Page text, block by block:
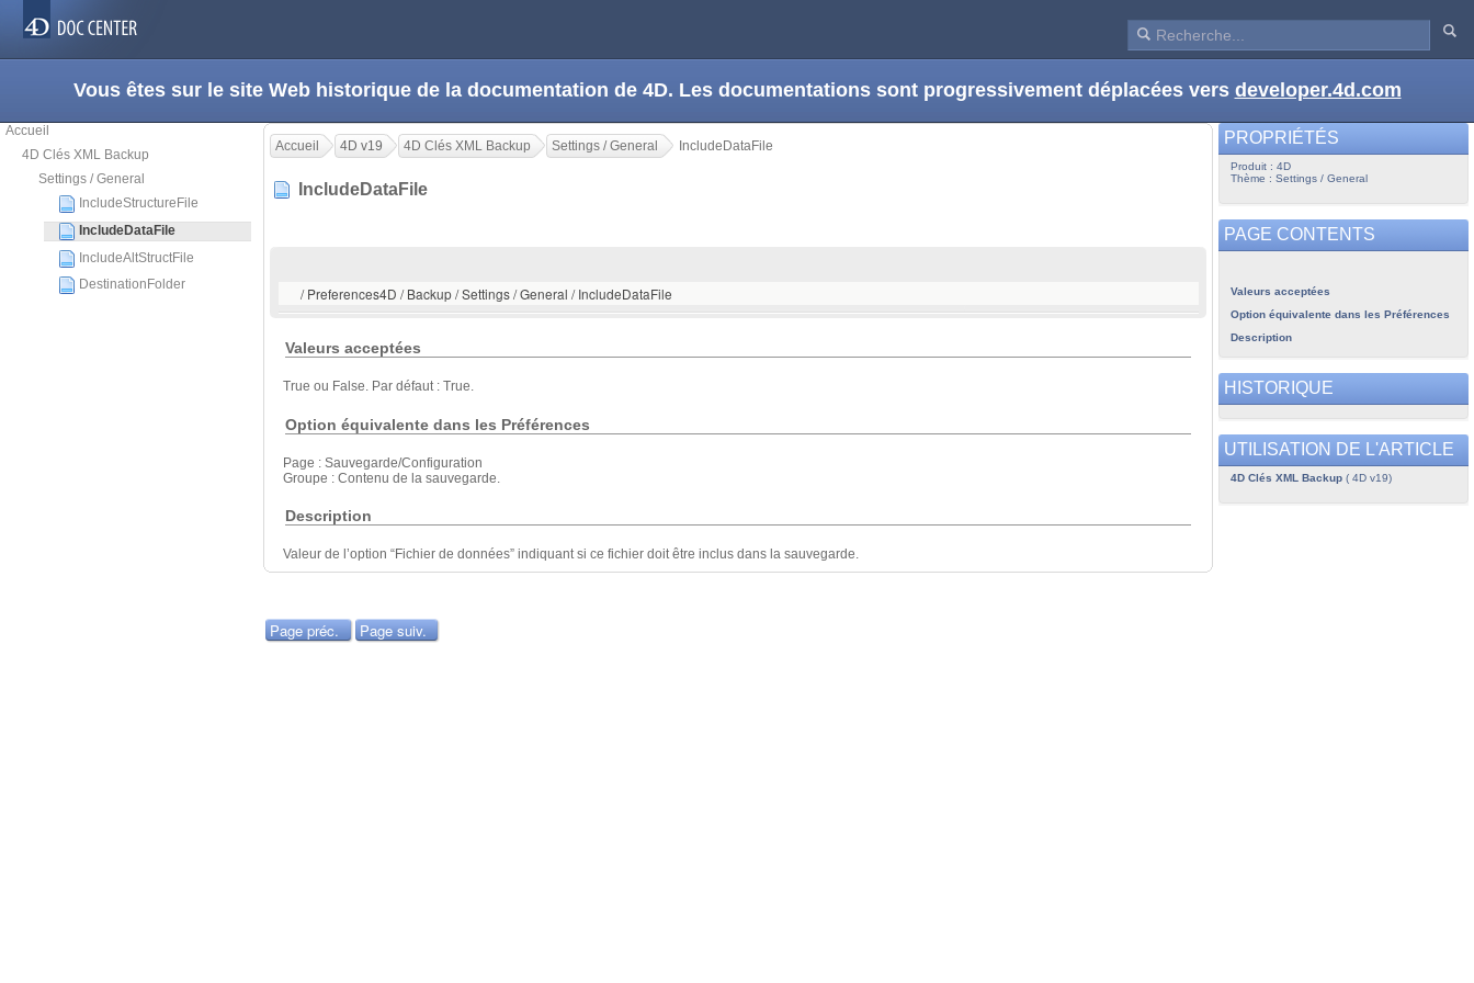
Vous êtes sur le site Web historique de la documentation de 4D. Les documentations sont progressivement déplacées vers developer.4d.com
Accueil
4D Clés XML Backup
Settings / General
IncludeStructureFile
IncludeDataFile
IncludeAltStructFile
DestinationFolder
Accueil 4D v19 4D Clés XML Backup Settings / General IncludeDataFile
IncludeDataFile
/ Preferences4D / Backup / Settings / General / IncludeDataFile
Valeurs acceptées
True ou False. Par défaut : True.
Option équivalente dans les Préférences
Page : Sauvegarde/Configuration
Groupe : Contenu de la sauvegarde.
Description
Valeur de l’option “Fichier de données” indiquant si ce fichier doit être inclus dans la sauvegarde.
Page préc. Page suiv.
PROPRIÉTÉS
Produit : 4D
Thème : Settings / General
PAGE CONTENTS
Valeurs acceptées
Option équivalente dans les Préférences
Description
HISTORIQUE
UTILISATION DE L'ARTICLE
4D Clés XML Backup( 4D v19)